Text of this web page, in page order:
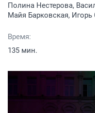
Полина Нестерова,
Майя Барковская, Игорь
Время:
135 мин.